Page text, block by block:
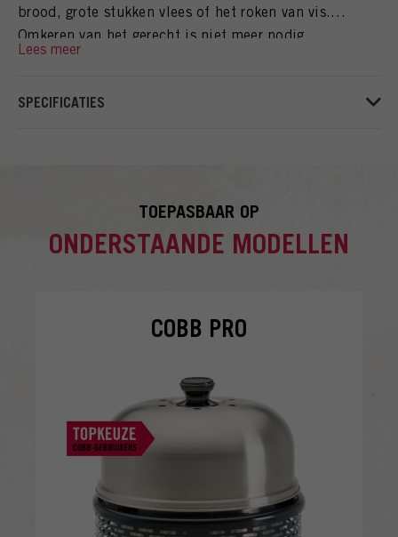
brood, grote stukken vlees of het roken van vis.
Omkeren van het gerecht is niet meer nodig.
SPECIFICATIES
TOEPASBAAR OP
ONDERSTAANDE MODELLEN
COBB PRO